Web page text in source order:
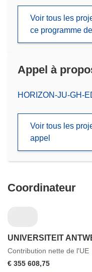
Voir tous les
ce programme
Appel à
(s’ouvre
nouvelle
fenêtre)
HORIZON-JU-GH-
Voir tous les
appel
Coordinateur
UNIVERSITEIT
Contribution nette de l'UE
€ 355 608,75